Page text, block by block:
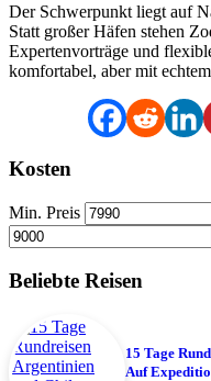
Der Schwerpunkt liegt auf
Statt großer Häfen stehen
Expertenvorträge und
komfortabel, aber mit
Kosten
Min. Preis
Beliebte Reisen
15 Tage
Auf